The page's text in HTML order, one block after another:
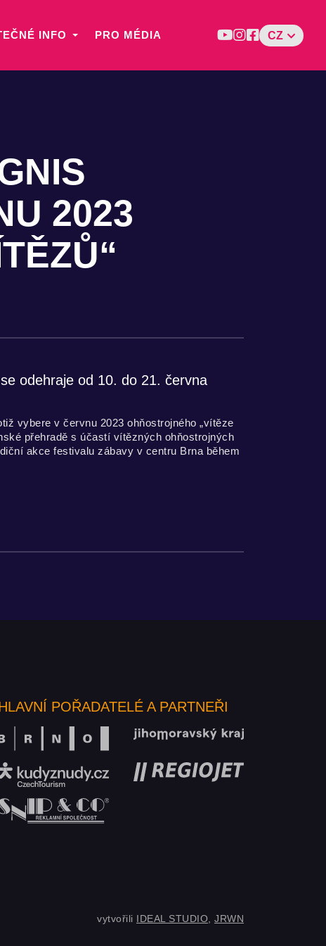
INFO PRO MÉDIA CZ
2023
odehraje od 10. do 21. června
vybere v červnu 2023 ohňostrojného „vítěze
přehradě s účastí vítězných ohňostrojných
akce festivalu zábavy v centru Brna během
POŘADATELÉ A PARTNEŘI
vytvořili IDEAL STUDIO JRWN